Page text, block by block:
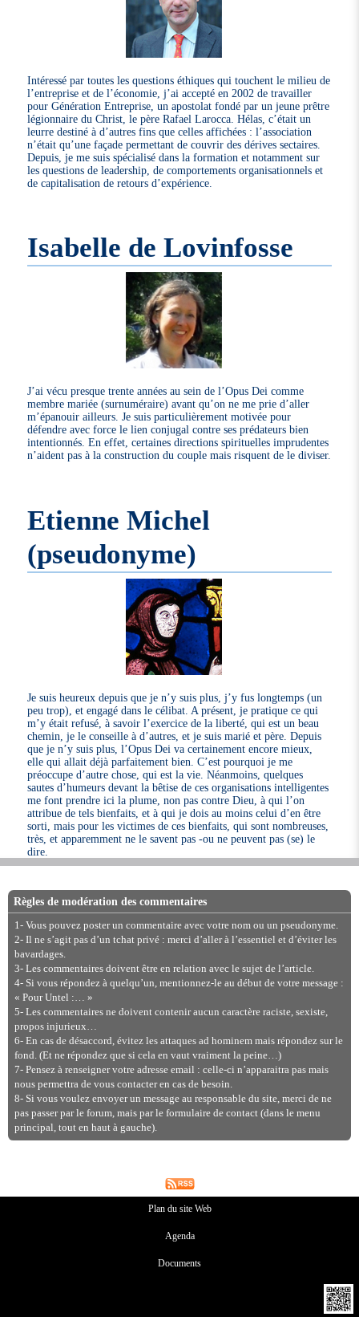
Intéressé par toutes les questions éthiques qui touchent le milieu de
l’entreprise et de l’économie, j’ai accepté en 2002 de travailler
pour Génération Entreprise, un apostolat fondé par un jeune prêtre
légionnaire du Christ, le père Rafael Larocca. Hélas, c’était un
leurre destiné à d’autres fins que celles affichées : l’association
n’était qu’une façade permettant de couvrir des dérives sectaires.
Depuis, je me suis spécialisé dans la formation et notamment sur
les questions de leadership, de comportements organisationnels et
de capitalisation de retours d’expérience.
Isabelle de Lovinfosse
J’ai vécu presque trente années au sein de l’Opus Dei comme
membre mariée (surnuméraire) avant qu’on ne me prie d’aller
m’épanouir ailleurs. Je suis particulièrement motivée pour
défendre avec force le lien conjugal contre ses prédateurs bien
intentionnés. En effet, certaines directions spirituelles imprudentes
n’aident pas à la construction du couple mais risquent de le diviser.
Etienne Michel
(pseudonyme)
Je suis heureux depuis que je n’y suis plus, j’y fus longtemps (un
peu trop), et engagé dans le célibat. A présent, je pratique ce qui
m’y était refusé, à savoir l’exercice de la liberté, qui est un beau
chemin, je le conseille à d’autres, et je suis marié et père. Depuis
que je n’y suis plus, l’Opus Dei va certainement encore mieux,
elle qui allait déjà parfaitement bien. C’est pourquoi je me
préoccupe d’autre chose, qui est la vie. Néanmoins, quelques
sautes d’humeurs devant la bêtise de ces organisations intelligentes
me font prendre ici la plume, non pas contre Dieu, à qui l’on
attribue de tels bienfaits, et à qui je dois au moins celui d’en être
sorti, mais pour les victimes de ces bienfaits, qui sont nombreuses,
très, et apparemment ne le savent pas -ou ne peuvent pas (se) le
dire.
Règles de modération des commentaires
1- Vous pouvez poster un commentaire avec votre nom ou un pseudonyme.
2- Il ne s’agit pas d’un tchat privé : merci d’aller à l’essentiel et d’éviter les
bavardages.
3- Les commentaires doivent être en relation avec le sujet de l’article.
4- Si vous répondez à quelqu’un, mentionnez-le au début de votre message :
« Pour Untel :… »
5- Les commentaires ne doivent contenir aucun caractère raciste, sexiste,
propos injurieux…
6- En cas de désaccord, évitez les attaques ad hominem mais répondez sur le
fond. (Et ne répondez que si cela en vaut vraiment la peine…)
7- Pensez à renseigner votre adresse email : celle-ci n’apparaitra pas mais
nous permettra de vous contacter en cas de besoin.
8- Si vous voulez envoyer un message au responsable du site, merci de ne
pas passer par le forum, mais par le formulaire de contact (dans le menu
principal, tout en haut à gauche).
Plan du site Web
Agenda
Documents